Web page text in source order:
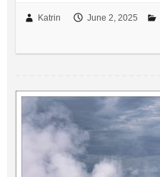
Katrin June 2, 2025